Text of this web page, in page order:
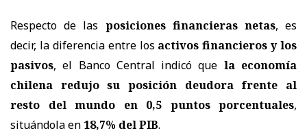
Respecto de las posiciones financieras netas, es
decir, la diferencia entre los activos financieros y los
pasivos, el Banco Central indicó que la economía
chilena redujo su posición deudora frente al
resto del mundo en 0,5 puntos porcentuales,
situándola en 18,7% del PIB.